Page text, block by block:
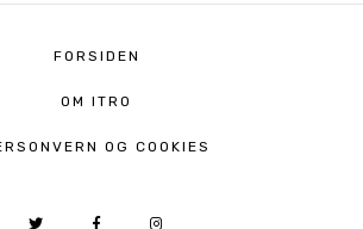
FORSIDEN
OM ITRO
OG COOKIES